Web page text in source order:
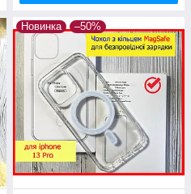
Новинка –50%